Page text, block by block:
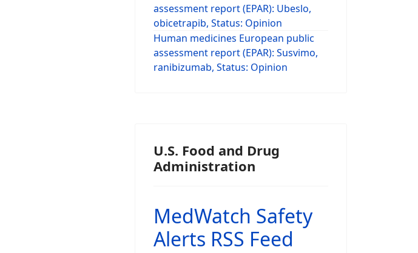
assessment report (EPAR): Ubeslo,
obicetrapib, Status: Opinion
Human medicines European public
assessment report (EPAR): Susvimo,
ranibizumab, Status: Opinion
U.S. Food and Drug
Administration
MedWatch Safety
Alerts RSS Feed